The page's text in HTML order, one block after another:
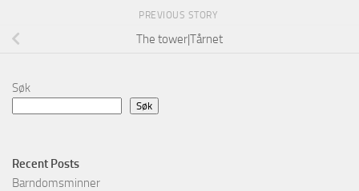
PREVIOUS STORY
The tower|Tårnet
Søk
Søk
Recent Posts
Barndomsminner